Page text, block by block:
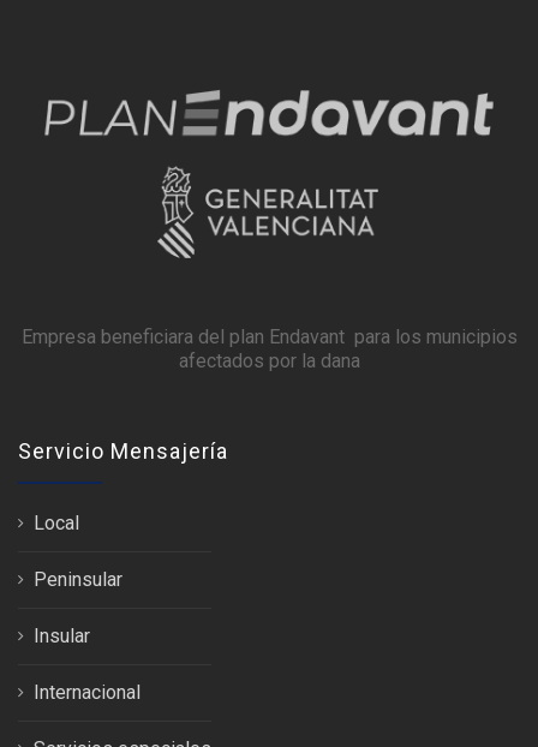
Empresa beneficiara del plan Endavant para los municipios
afectados por la dana
Servicio Mensajería
Local
Peninsular
Insular
Internacional